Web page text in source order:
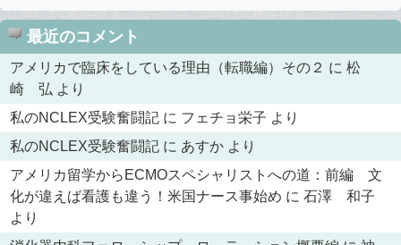
最近のコメント
アメリカで臨床をしている理由（転職編）その２ に 松
崎 弘 より
私のNCLEX受験奮闘記 に フェチョ栄子 より
私のNCLEX受験奮闘記 に あすか より
アメリカ留学からECMOスペシャリストへの道：前編 文
化が違えば看護も違う！米国ナース事始め に 石澤 和子
より